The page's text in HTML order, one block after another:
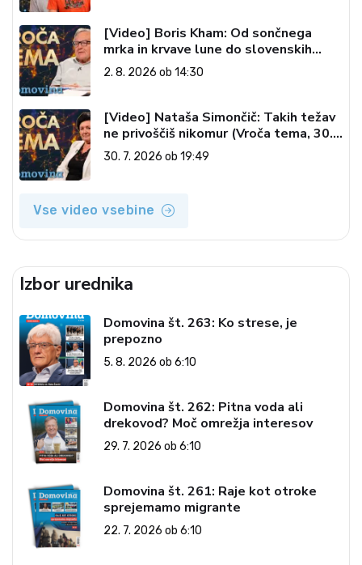
[Video] Boris Kham: Od sončnega
mrka in krvave lune do slovenskih
pečatov v vesolju (Vroča tema, 2. 8.
2026)
2. 8. 2026 ob 14:30
[Video] Nataša Simončič: Takih težav
ne privoščiš nikomur (Vroča tema, 30.
7. 2026)
30. 7. 2026 ob 19:49
Vse video vsebine
Izbor urednika
Domovina št. 263: Ko strese, je
prepozno
5. 8. 2026 ob 6:10
Domovina št. 262: Pitna voda ali
drekovod? Moč omrežja interesov
29. 7. 2026 ob 6:10
Domovina št. 261: Raje kot otroke
sprejemamo migrante
22. 7. 2026 ob 6:10